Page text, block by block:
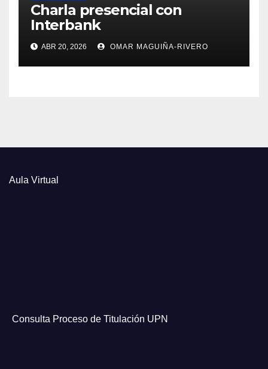
Charla presencial con
Interbank
ABR 20, 2026 OMAR MAGUIÑA-RIVERO
Aula Virtual
Consulta Proceso de Titulación UPN